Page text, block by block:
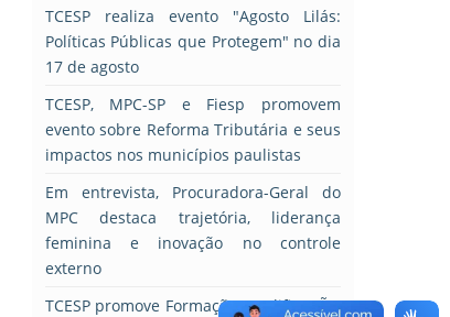
TCESP realiza evento "Agosto Lilás:
Políticas Públicas que Protegem" no dia
17 de agosto
TCESP, MPC-SP e Fiesp promovem
evento sobre Reforma Tributária e seus
impactos nos municípios paulistas
Em entrevista, Procuradora-Geral do
MPC destaca trajetória, liderança
feminina e inovação no controle
externo
TCESP promove Formação QualificAÇÃO